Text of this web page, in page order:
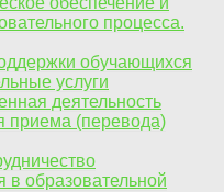
процесса.
обучающихся
услуги
деятельность
приема (перевода)
в образовательной